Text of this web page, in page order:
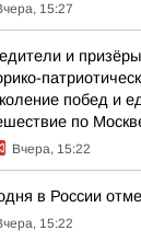
15:27
и
побед и
по
Вчера, 15:22
в России
15:22